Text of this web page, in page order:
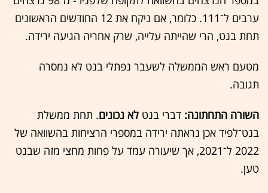
ערבים ל־111. כלומר, אם ניקח את 12 החודשים הראשונים
תחת בנט, הרי שהייתה עלייה, שרק אחריה הגיעה ירידה.
מטעם ראש הממשלה לשעבר נפתלי בנט לא נמסרה
תגובה.
השורה התחתונה: דברי בנט לא נכונים. תחת ממשלת
בנט־לפיד אכן נראתה ירידה במספרי הרציחות בהשוואה של
2022 ל־2021, אך שיעורה עמד על פחות מחצי מזה שבנט
טען.